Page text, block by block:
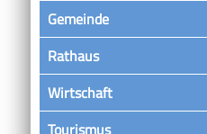
Gemeinde
Rathaus
Wirtschaft
Tourismus